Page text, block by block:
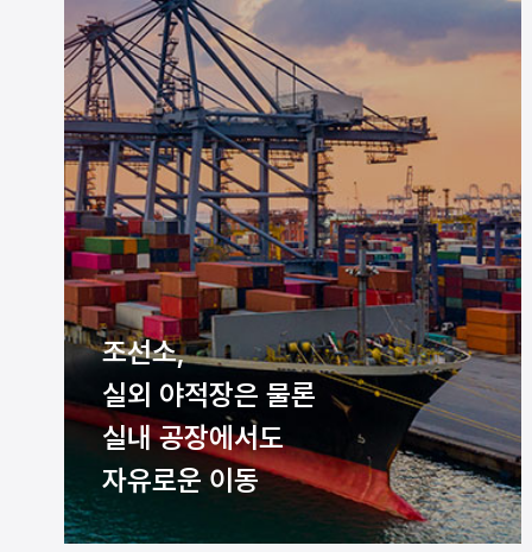
조선소,
실외 야적장은 물론
실내 공장에서도
자유로운 이동